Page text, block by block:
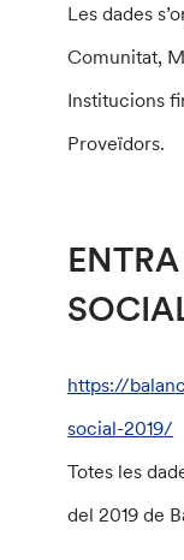
Les dades
Comunitat,
Institucions
Proveïdors.
https://
social-2019/
Totes les
del 2019 de